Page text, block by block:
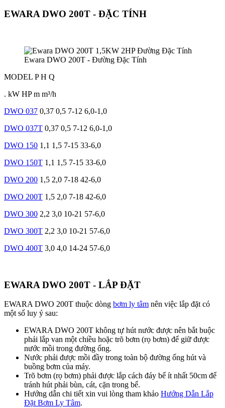
EWARA DWO 200T - ĐẶC TÍNH
Ewara DWO 200T - Đường Đặc Tính
MODEL P H Q
. kW HP m m³/h
DWO 037 0,37 0,5 7-12 6,0-1,0
DWO 037T 0,37 0,5 7-12 6,0-1,0
DWO 150 1,1 1,5 7-15 33-6,0
DWO 150T 1,1 1,5 7-15 33-6,0
DWO 200 1,5 2,0 7-18 42-6,0
DWO 200T 1,5 2,0 7-18 42-6,0
DWO 300 2,2 3,0 10-21 57-6,0
DWO 300T 2,2 3,0 10-21 57-6,0
DWO 400T 3,0 4,0 14-24 57-6,0
EWARA DWO 200T - LẮP ĐẶT
EWARA DWO 200T thuộc dòng bơm ly tâm nên việc lắp đặt có
một số luy ý sau:
EWARA DWO 200T không tự hút nước được nên bắt buộc
phải lắp van một chiều hoặc trõ bơm (rọ bơm) để giữ được
nước mồi trong đường ống.
Nước phải được mồi đầy trong toàn bộ đường ống hút và
buồng bơm của máy.
Trõ bơm (rọ bơm) phải được lắp cách đáy bể ít nhất 50cm để
tránh hút phải bùn, cát, cặn trong bể.
Hướng dẫn chi tiết xin vui lòng tham khảo Hướng Dẫn Lắp
Đặt Bơm Ly Tâm.